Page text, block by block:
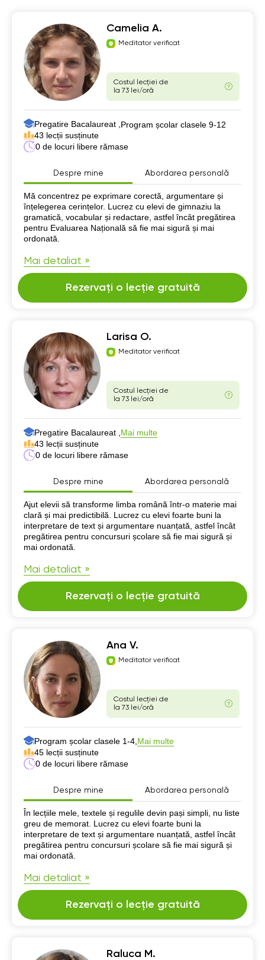
Camelia A.
Meditator verificat
Costul lecției de
la 73 lei/oră
Pregatire Bacalaureat , Program școlar clasele 9-12
43 lecții susținute
0 de locuri libere rămase
Despre mine Abordarea personală
Despre mine
Mă concentrez pe exprimare corectă, argumentare și
înțelegerea cerințelor. Lucrez cu elevi de gimnaziu la
gramatică, vocabular și redactare, astfel încât pregătirea
pentru Evaluarea Națională să fie mai sigură și mai
ordonată.
Mai detaliat »
Rezervați o lecție gratuită
Larisa O.
Meditator verificat
Costul lecției de
la 73 lei/oră
Pregatire Bacalaureat , Mai multe
43 lecții susținute
0 de locuri libere rămase
Despre mine Abordarea personală
Despre mine
Ajut elevii să transforme limba română într-o materie mai
clară și mai predictibilă. Lucrez cu elevi foarte buni la
interpretare de text și argumentare nuanțată, astfel încât
pregătirea pentru concursuri școlare să fie mai sigură și
mai ordonată.
Mai detaliat »
Rezervați o lecție gratuită
Ana V.
Meditator verificat
Costul lecției de
la 73 lei/oră
Program școlar clasele 1-4, Mai multe
45 lecții susținute
0 de locuri libere rămase
Despre mine Abordarea personală
Despre mine
În lecțiile mele, textele și regulile devin pași simpli, nu liste
greu de memorat. Lucrez cu elevi foarte buni la
interpretare de text și argumentare nuanțată, astfel încât
pregătirea pentru concursuri școlare să fie mai sigură și
mai ordonată.
Mai detaliat »
Rezervați o lecție gratuită
Raluca M.